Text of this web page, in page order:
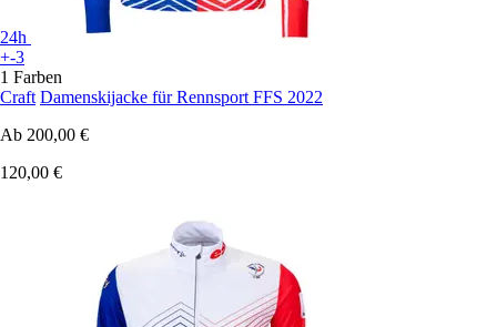
24h
+-3
1 Farben
Craft Damenskijacke für Rennsport FFS 2022
Ab 200,00 €
120,00 €